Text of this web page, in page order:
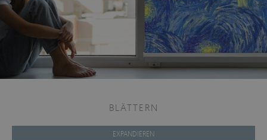
BLÄTTERN
EXPANDIEREN